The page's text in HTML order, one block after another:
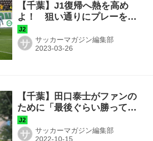
【千葉】J1復帰へ熱を高め
よ！ 狙い通りにプレーをし
ながら勝利を逃した意味
サ サッカーマガジン編集部
【千葉】田口泰士がファンの
ために「最後ぐらい勝ってく
れよ、という期待に応えられ
るように全力で」
サ サッカーマガジン編集部